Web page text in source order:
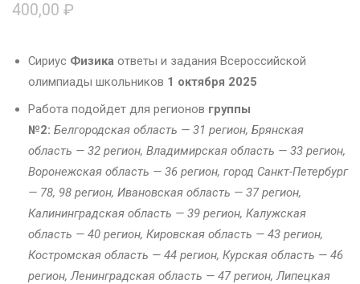
400,00 ₽
Сириус Физика ответы и задания Всероссийской
олимпиады школьников 1 октября 2025
Работа подойдет для регионов группы
№2: Белгородская область — 31 регион, Брянская
область — 32 регион, Владимирская область — 33 регион,
Воронежская область — 36 регион, город Санкт-Петербург
— 78, 98 регион, Ивановская область — 37 регион,
Калининградская область — 39 регион, Калужская
область — 40 регион, Кировская область — 43 регион,
Костромская область — 44 регион, Курская область — 46
регион, Ленинградская область — 47 регион, Липецкая